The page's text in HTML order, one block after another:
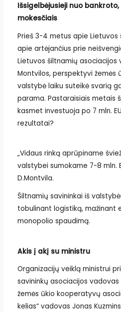
Išsigelbėjusieji nuo
mokesčiais
Prieš 3-4 metus apie Lietuvos
apie artėjančius prie
Lietuvos šiltnamių asociacijos
Montvilos, perspektyvi žemės
valstybė laiku suteikė svarią
parama. Pastaraisiais metais
kasmet investuoja po 7 mln.
rezultatai?
„Vidaus rinką aprūpiname
valstybei sumokame 7-8 mln.
D.Montvila.
Šiltnamių savininkai iš
tobulinant logistiką, mažinant
monopolio spaudimą.
Akis į akį su ministru
Organizacijų veiklą ministrui
savininkų asociacijos vadovas
žemės ūkio kooperatyvų
kelias“ vadovas Jonas